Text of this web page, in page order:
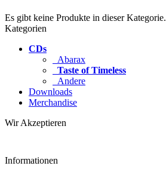
Es gibt keine Produkte in dieser Kategorie.
Kategorien
CDs
Abarax
Taste of Timeless
Andere
Downloads
Merchandise
Wir Akzeptieren
Informationen